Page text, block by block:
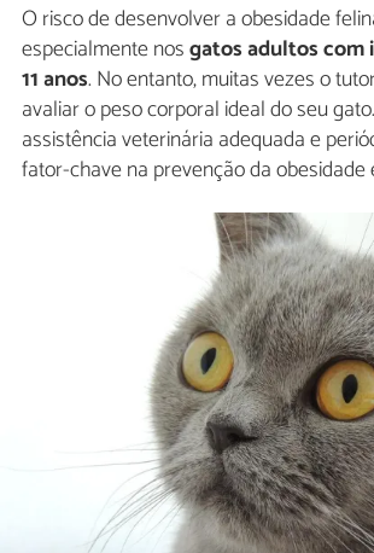
O risco de desenvolver a obesidade
especialmente nosgatos adultos com
11 anos. No entanto, muitas vezes o
avaliar o peso corporal ideal do seu
assistência veterinária adequada e
fator-chave na prevenção da obesidade